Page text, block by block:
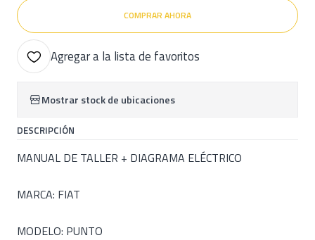
COMPRAR AHORA
Agregar a la lista de favoritos
Mostrar stock de ubicaciones
DESCRIPCIÓN
MANUAL DE TALLER + DIAGRAMA ELÉCTRICO
MARCA: FIAT
MODELO: PUNTO